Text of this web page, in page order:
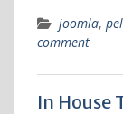
joomla,
comment
In House